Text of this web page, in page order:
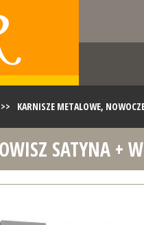
>> KARNISZE METALOWE,
+ WENGE, POJEDYNCZY 20
SATYNA +